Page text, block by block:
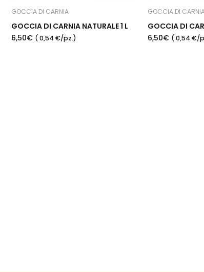
GOCCIA DI CARNIA
GOCCIA DI CARNIA NATURALE 1 L
6,50€ ( 0,54 €/pz.)
GOCCIA DI
6,50€ ( 0,54 €/